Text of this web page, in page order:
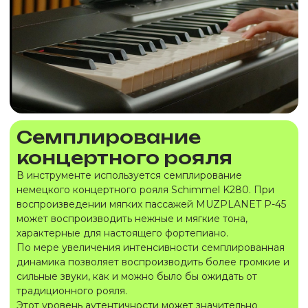
Семплирование
концертного рояля
В инструменте используется семплирование
немецкого концертного рояля Schimmel K280. При
воспроизведении мягких пассажей MUZPLANET P-45
может воспроизводить нежные и мягкие тона,
характерные для настоящего фортепиано.
По мере увеличения интенсивности семплированная
динамика позволяет воспроизводить более громкие и
сильные звуки, как и можно было бы ожидать от
традиционного рояля.
Этот уровень аутентичности может значительно